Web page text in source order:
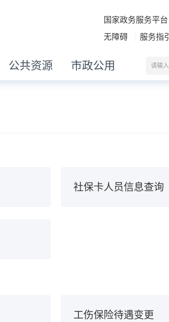
国家政务服务平台
无障碍
服务指引
公共资源 市政公用
社保卡人员信息查询
工伤保险待遇变更